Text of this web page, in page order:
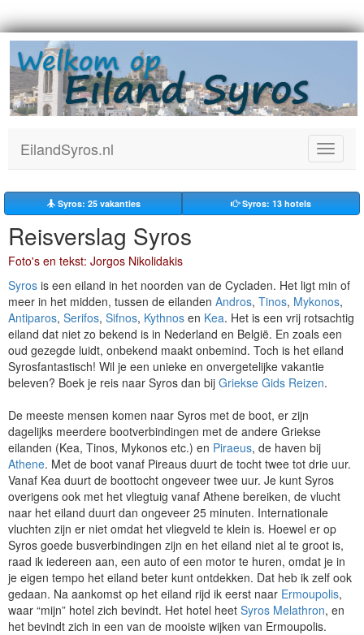
Toggle
EilandSyros.nl
Syros: 25vakanties Syros: 13 hotels
Reisverslag Syros
Foto's en tekst: Jorgos Nikolidakis
Syros is een eiland in het noorden van de Cycladen. Het ligt min of
meer in het midden, tussen de eilanden Andros, Tinos, Mykonos,
Antiparos, Serifos, Sifnos, Kythnos en Kea. Het is een vrij rotsachtig
eiland dat niet zo bekend is in Nederland en België. En zoals een
oud gezegde luidt, onbekend maakt onbemind. Toch is het eiland
Syrosfantastisch! Wil je een unieke en onvergetelijke vakantie
beleven? Boek je reis naar Syros dan bij Griekse Gids Reizen.
De meeste mensen komen naar Syros met de boot, er zijn
dagelijks meerdere bootverbindingen met de andere Griekse
eilanden (Kea, Tinos, Mykonos etc.) en Piraeus, de haven bij
Athene. Met de boot vanaf Pireaus duurt de tocht twee tot drie uur.
Vanaf Kea duurt de boottocht ongeveer twee uur. Je kunt Syros
overigens ook met het vliegtuig vanaf Athene bereiken, de vlucht
naar het eiland duurt dan ongeveer 25 minuten. Internationale
vluchten zijn er niet omdat het vliegveld te klein is. Hoewel er op
Syros goede busverbindingen zijn en het eiland niet al te groot is,
raad ik iedereen aan, een auto of een motor te huren, omdat je in
je eigen tempo het eiland beter kunt ontdekken. Dat heb ik zelf ook
gedaan. Na aankomst op het eiland rijd ik eerst naar Ermoupolis,
waar “mijn” hotel zich bevindt. Het hotel heet Syros Melathron, en
het bevindt zich in een van de mooiste wijken van Ermoupolis.